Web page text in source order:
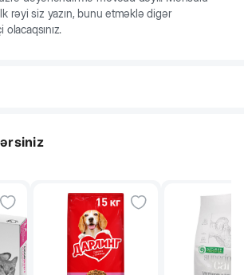
rəyi siz yazın, bunu etməklə digər